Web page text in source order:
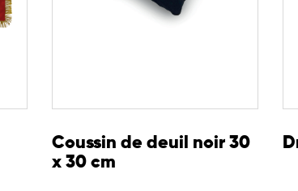
Coussin de deuil noir 30
x 30 cm